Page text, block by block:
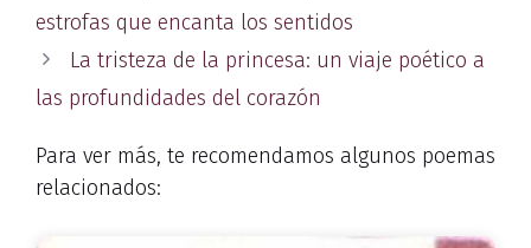
estrofas que encanta los sentidos
La tristeza de la princesa: un viaje poético a
las profundidades del corazón
Para ver más, te recomendamos algunos poemas
relacionados: